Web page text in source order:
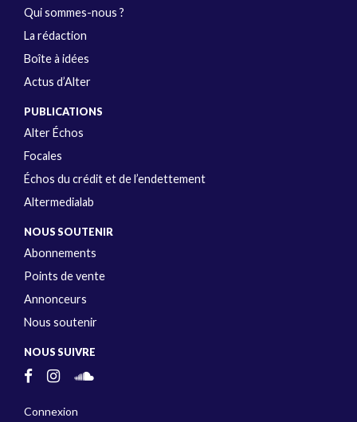
Qui sommes-nous ?
La rédaction
Boîte à idées
Actus d’Alter
PUBLICATIONS
Alter Échos
Focales
Échos du crédit et de l’endettement
Altermedialab
NOUS SOUTENIR
Abonnements
Points de vente
Annonceurs
Nous soutenir
NOUS SUIVRE
Connexion